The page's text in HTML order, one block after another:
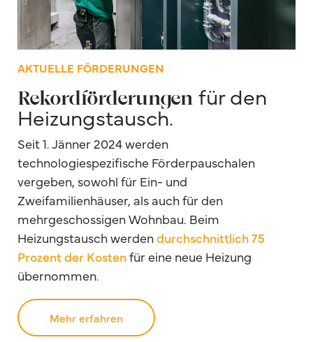
AKTUELLE FÖRDERUNGEN
Rekordförderungen für den
Heizungstausch.
Seit 1. Jänner 2024 werden
technologiespezifische Förderpauschalen
vergeben, sowohl für Ein- und
Zweifamilienhäuser, als auch für den
mehrgeschossigen Wohnbau. Beim
Heizungstausch werdendurchschnittlich 75
Prozent der Kostenfür eine neue Heizung
übernommen.
Mehr erfahren